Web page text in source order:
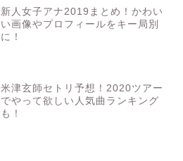
新人女子アナ2019まとめ！かわい
い画像やプロフィールをキー局別
に！
米津玄師セトリ予想！2020ツアー
でやって欲しい人気曲ランキング
も！